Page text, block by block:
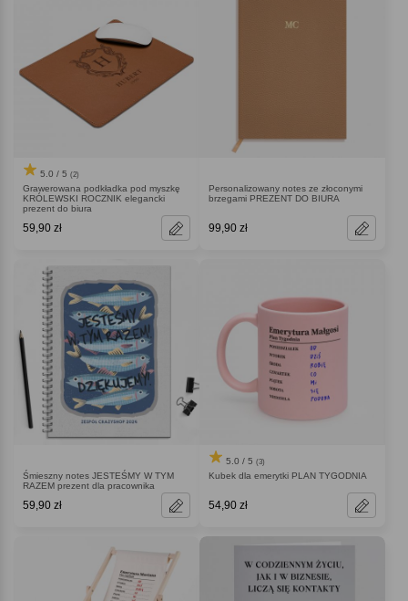
5.0 / 5 (2)
Grawerowana podkładka pod myszkę
KRÓLEWSKI ROCZNIK elegancki
prezent do biura
59,90 zł
Personalizowany notes ze złoconymi
brzegami PREZENT DO BIURA
99,90 zł
Śmieszny notes JESTEŚMY W TYM
RAZEM prezent dla pracownika
59,90 zł
5.0 / 5 (3)
Kubek dla emerytki PLAN TYGODNIA
54,90 zł